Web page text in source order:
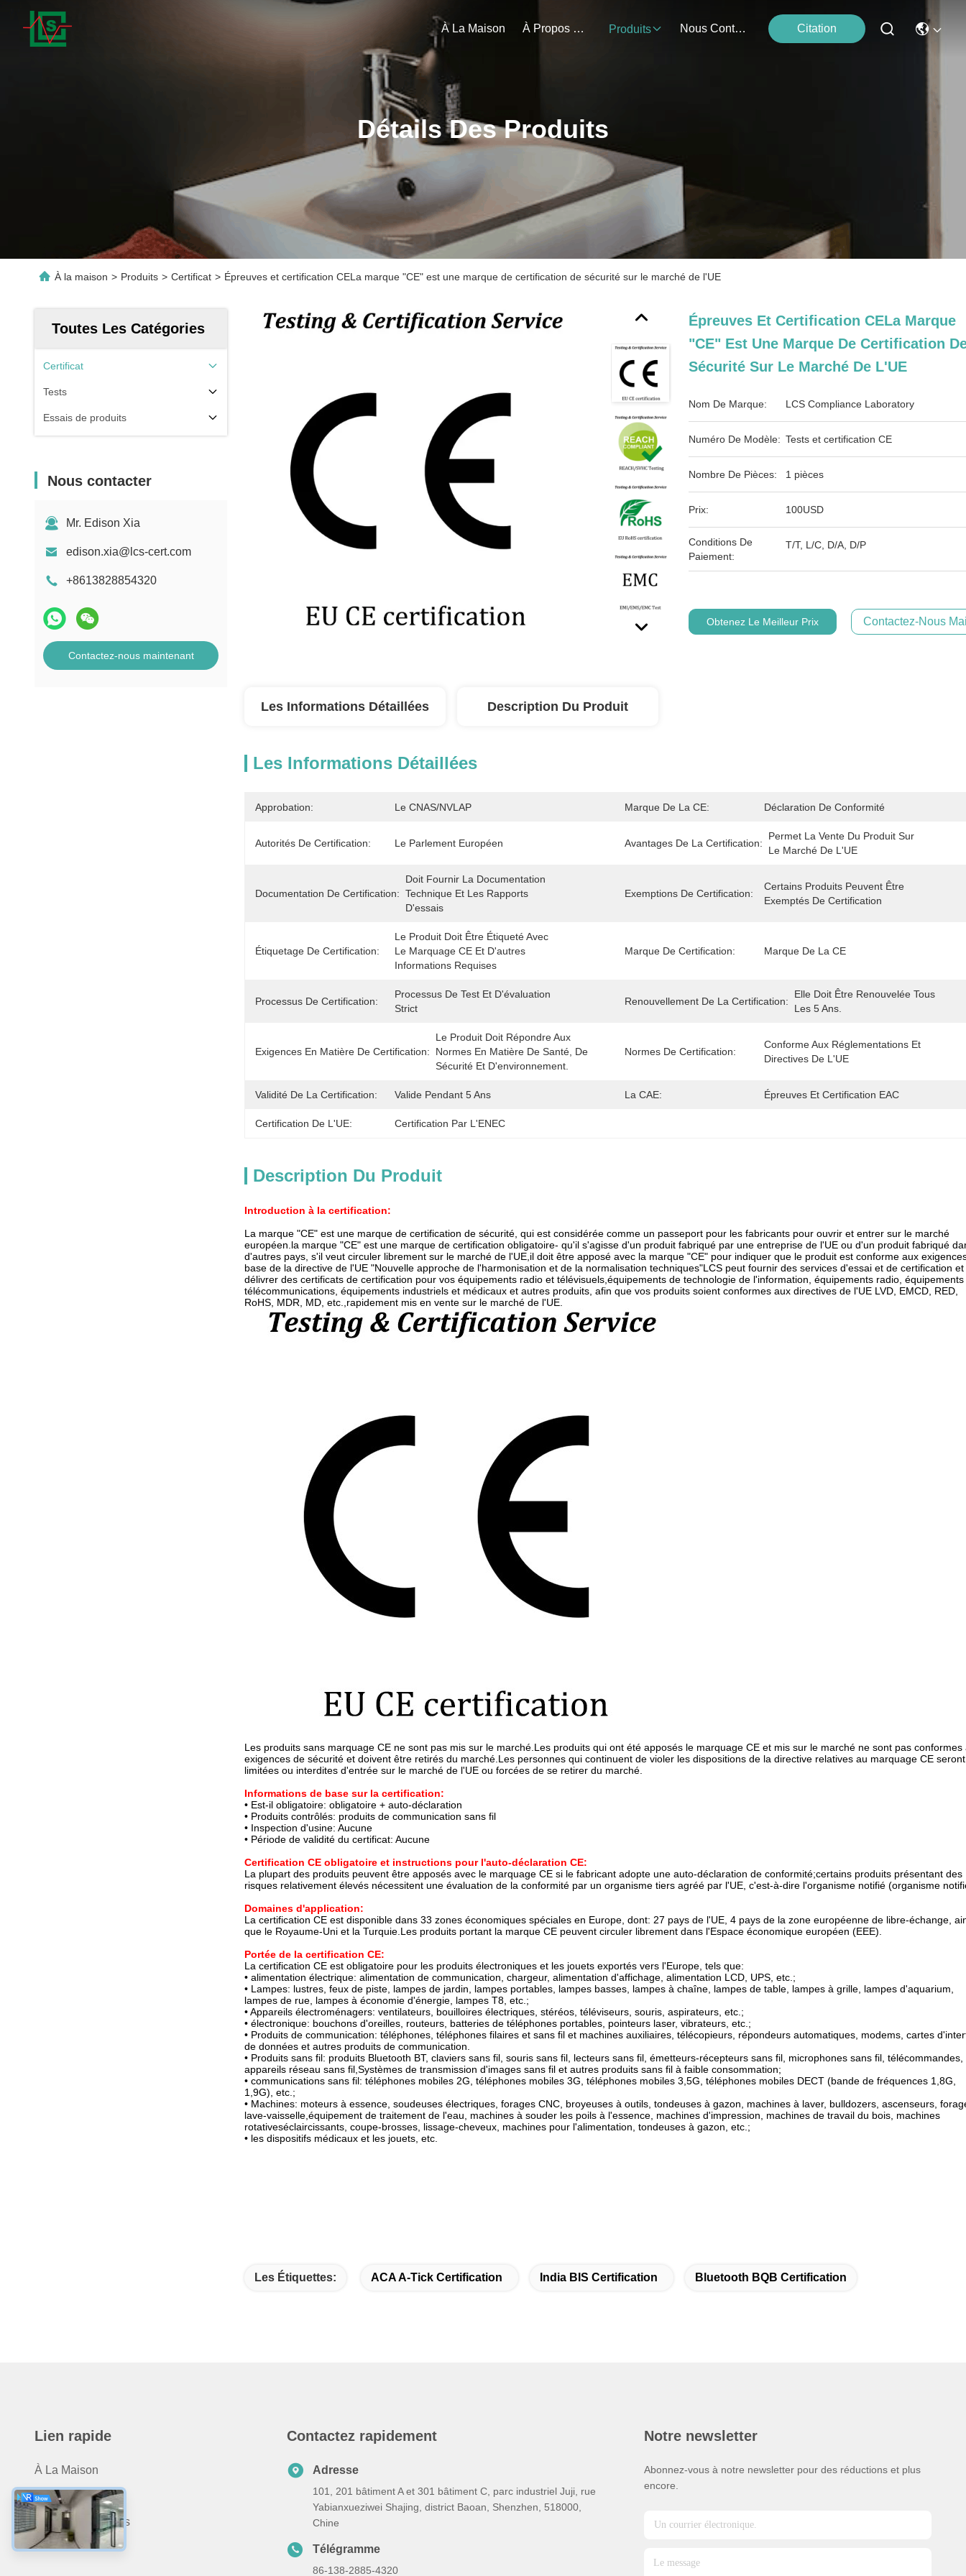
À La Maison À Propos De Nous Produits Nous Contacter Citation
Détails Des Produits
À la maison > Produits > Certificat > Épreuves et certification CELa marque "CE" est une marque de certification de sécurité sur le marché de l'UE
Toutes Les Catégories
Certificat
Tests
Essais de produits
Nous contacter
Mr. Edison Xia
edison.xia@lcs-cert.com
+8613828854320
Contactez-nous maintenant
Épreuves Et Certification CELa Marque
"CE" Est Une Marque De Certification
Sécurité Sur Le Marché De L'UE
Nom De Marque: LCS Compliance Laboratory
Numéro De Modèle: Tests et certification CE
Nombre De Pièces: 1 pièces
Prix: 100USD
Conditions De
Paiement:
T/T, L/C, D/A, D/P
Obtenez Le Meilleur Prix Contactez-Nous
Les Informations Détaillées Description Du Produit
Les Informations Détaillées
Approbation: Le CNAS/NVLAP Marque De La CE: Déclaration De Conformité
Autorités De Certification: Le Parlement Européen Avantages De La Certification:
Permet La Vente Du Produit Sur
Le Marché De L'UE
Documentation De Certification:
Doit Fournir La Documentation
Technique Et Les Rapports
D'essais
Exemptions De Certification:
Certains Produits Peuvent Être
Exemptés De Certification
Étiquetage De Certification:
Le Produit Doit Être Étiqueté Avec
Le Marquage CE Et D'autres
Informations Requises
Marque De Certification: Marque De La CE
Processus De Certification:
Processus De Test Et D'évaluation
Strict
Renouvellement De La Certification:
Elle Doit Être Renouvelée Tous
Les 5 Ans.
Exigences En Matière De Certification:
Le Produit Doit Répondre Aux
Normes En Matière De Santé, De
Sécurité Et D'environnement.
Normes De Certification:
Conforme Aux Réglementations Et
Directives De L'UE
Validité De La Certification: Valide Pendant 5 Ans La CAE: Épreuves Et Certification EAC
Certification De L'UE: Certification Par L'ENEC
Description Du Produit
Introduction à la certification:
La marque "CE" est une marque de certification de sécurité, qui est considérée comme un passeport pour les fabricants pour ouvrir et entrer sur le marché
européen.la marque "CE" est une marque de certification obligatoire- qu'il s'agisse d'un produit fabriqué par une entreprise de l'UE ou d'un produit fabriqué
d'autres pays, s'il veut circuler librement sur le marché de l'UE,il doit être apposé avec la marque "CE" pour indiquer que le produit est conforme aux
base de la directive de l'UE "Nouvelle approche de l'harmonisation et de la normalisation techniques"LCS peut fournir des services d'essai et de certification et
délivrer des certificats de certification pour vos équipements radio et télévisuels,équipements de technologie de l'information, équipements radio, équipements
télécommunications, équipements industriels et médicaux et autres produits, afin que vos produits soient conformes aux directives de l'UE LVD, EMCD, RED,
RoHS, MDR, MD, etc.,rapidement mis en vente sur le marché de l'UE.
Les produits sans marquage CE ne sont pas mis sur le marché.Les produits qui ont été apposés le marquage CE et mis sur le marché ne sont pas conformes
exigences de sécurité et doivent être retirés du marché.Les personnes qui continuent de violer les dispositions de la directive relatives au marquage CE seront
limitées ou interdites d'entrée sur le marché de l'UE ou forcées de se retirer du marché.
Informations de base sur la certification:
• Est-il obligatoire: obligatoire + auto-déclaration
• Produits contrôlés: produits de communication sans fil
• Inspection d'usine: Aucune
• Période de validité du certificat: Aucune
Certification CE obligatoire et instructions pour l'auto-déclaration CE:
La plupart des produits peuvent être apposés avec le marquage CE si le fabricant adopte une auto-déclaration de conformité;certains produits présentant des
risques relativement élevés nécessitent une évaluation de la conformité par un organisme tiers agréé par l'UE, c'est-à-dire l'organisme notifié (organisme
Domaines d'application:
La certification CE est disponible dans 33 zones économiques spéciales en Europe, dont: 27 pays de l'UE, 4 pays de la zone européenne de libre-échange,
que le Royaume-Uni et la Turquie.Les produits portant la marque CE peuvent circuler librement dans l'Espace économique européen (EEE).
Portée de la certification CE:
La certification CE est obligatoire pour les produits électroniques et les jouets exportés vers l'Europe, tels que:
• alimentation électrique: alimentation de communication, chargeur, alimentation d'affichage, alimentation LCD, UPS, etc.;
• Lampes: lustres, feux de piste, lampes de jardin, lampes portables, lampes basses, lampes à chaîne, lampes de table, lampes à grille, lampes d'aquarium,
lampes de rue, lampes à économie d'énergie, lampes T8, etc.;
• Appareils électroménagers: ventilateurs, bouilloires électriques, stéréos, téléviseurs, souris, aspirateurs, etc.;
• électronique: bouchons d'oreilles, routeurs, batteries de téléphones portables, pointeurs laser, vibrateurs, etc.;
• Produits de communication: téléphones, téléphones filaires et sans fil et machines auxiliaires, télécopieurs, répondeurs automatiques, modems, cartes
de données et autres produits de communication.
• Produits sans fil: produits Bluetooth BT, claviers sans fil, souris sans fil, lecteurs sans fil, émetteurs-récepteurs sans fil, microphones sans fil, télécommandes,
appareils réseau sans fil,Systèmes de transmission d'images sans fil et autres produits sans fil à faible consommation;
• communications sans fil: téléphones mobiles 2G, téléphones mobiles 3G, téléphones mobiles 3,5G, téléphones mobiles DECT (bande de fréquences 1,8G,
1,9G), etc.;
• Machines: moteurs à essence, soudeuses électriques, forages CNC, broyeuses à outils, tondeuses à gazon, machines à laver, bulldozers, ascenseurs,
lave-vaisselle,équipement de traitement de l'eau, machines à souder les poils à l'essence, machines d'impression, machines de travail du bois, machines
rotativeséclaircissants, coupe-brosses, lissage-cheveux, machines pour l'alimentation, tondeuses à gazon, etc.;
• les dispositifs médicaux et les jouets, etc.
Les Étiquettes: ACA A-Tick Certification India BIS Certification Bluetooth BQB Certification
Lien rapide
À La Maison
Produits
À Propos De Nous
Nous Contacter
Contactez rapidement
Adresse
101, 201 bâtiment A et 301 bâtiment C, parc industriel Juji, rue
Yabianxueziwei Shajing, district Baoan, Shenzhen, 518000,
Chine
Télégramme
86-138-2885-4320
Notre newsletter
Abonnez-vous à notre newsletter pour des réductions et plus
encore.